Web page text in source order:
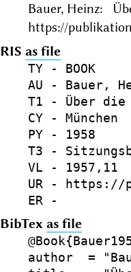
Bauer, Heinz:
https://
RIS as file
TY - BOOK
AU - Bauer,
T1 - Über die
CY - München
PY - 1958
T3 -
VL - 1957,11
UR - https://
BibTex as file
author  =